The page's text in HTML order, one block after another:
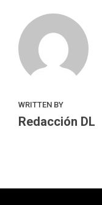
WRITTEN BY
Redacción DL